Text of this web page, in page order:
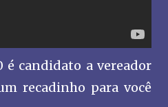
é candidato a vereador
recadinho para você